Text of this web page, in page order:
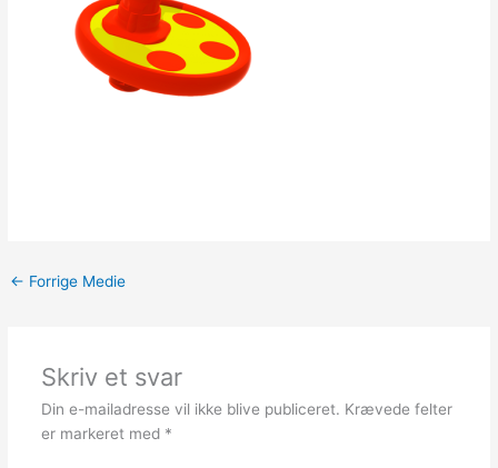
← Forrige Medie
Skriv et svar
Din e-mailadresse vil ikke blive publiceret. Krævede felter
er markeret med *